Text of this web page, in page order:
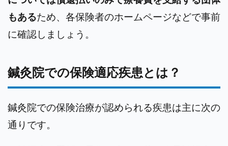
もあるため、各保険者のホームページなどで事前
に確認しましょう。
鍼灸院での保険適応疾患とは？
鍼灸院での保険治療が認められる疾患は主に次の
通りです。